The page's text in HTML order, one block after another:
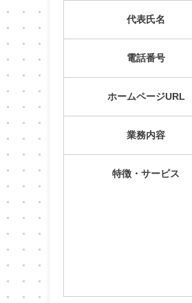
代表氏名
電話番号
ホームページURL
業務内容
特徴・サービス